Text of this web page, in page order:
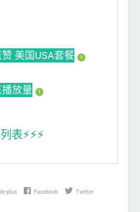
美国USA套餐 1
放量 1
表⚡️⚡️⚡️
plus Facebook
Twitter